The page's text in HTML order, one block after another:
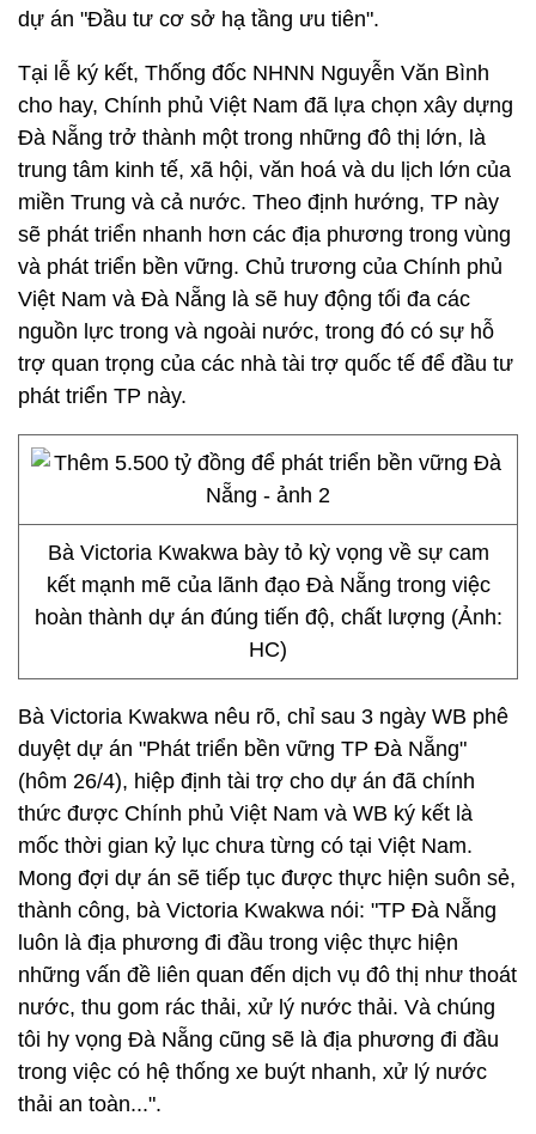
dự án "Đầu tư cơ sở hạ tầng ưu tiên".
Tại lễ ký kết, Thống đốc NHNN Nguyễn Văn Bình
cho hay, Chính phủ Việt Nam đã lựa chọn xây dựng
Đà Nẵng trở thành một trong những đô thị lớn, là
trung tâm kinh tế, xã hội, văn hoá và du lịch lớn của
miền Trung và cả nước. Theo định hướng, TP này
sẽ phát triển nhanh hơn các địa phương trong vùng
và phát triển bền vững. Chủ trương của Chính phủ
Việt Nam và Đà Nẵng là sẽ huy động tối đa các
nguồn lực trong và ngoài nước, trong đó có sự hỗ
trợ quan trọng của các nhà tài trợ quốc tế để đầu tư
phát triển TP này.
Bà Victoria Kwakwa bày tỏ kỳ vọng về sự cam
kết mạnh mẽ của lãnh đạo Đà Nẵng trong việc
hoàn thành dự án đúng tiến độ, chất lượng (Ảnh:
HC)
Bà Victoria Kwakwa nêu rõ, chỉ sau 3 ngày WB phê
duyệt dự án "Phát triển bền vững TP Đà Nẵng"
(hôm 26/4), hiệp định tài trợ cho dự án đã chính
thức được Chính phủ Việt Nam và WB ký kết là
mốc thời gian kỷ lục chưa từng có tại Việt Nam.
Mong đợi dự án sẽ tiếp tục được thực hiện suôn sẻ,
thành công, bà Victoria Kwakwa nói: "TP Đà Nẵng
luôn là địa phương đi đầu trong việc thực hiện
những vấn đề liên quan đến dịch vụ đô thị như thoát
nước, thu gom rác thải, xử lý nước thải. Và chúng
tôi hy vọng Đà Nẵng cũng sẽ là địa phương đi đầu
trong việc có hệ thống xe buýt nhanh, xử lý nước
thải an toàn...".